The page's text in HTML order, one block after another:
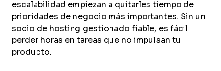
escalabilidad empiezan a quitarles tiempo de
prioridades de negocio más importantes. Sin un
socio de hosting gestionado fiable, es fácil
perder horas en tareas que no impulsan tu
producto.